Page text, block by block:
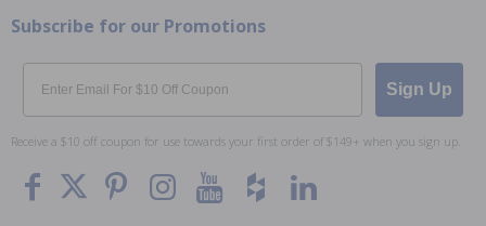
Subscribe for our Promotions
Email
Sign Up
Receive a $10 off coupon for use towards your first order of $149+ when you sign up.